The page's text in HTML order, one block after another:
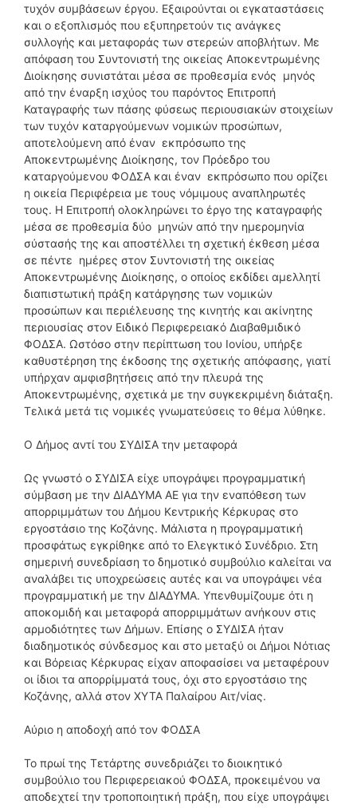
τυχόν συμβάσεων έργου. Εξαιρούνται οι εγκαταστάσεις
και ο εξοπλισμός που εξυπηρετούν τις ανάγκες
συλλογής και μεταφοράς των στερεών αποβλήτων. Με
απόφαση του Συντονιστή της οικείας Αποκεντρωμένης
Διοίκησης συνιστάται μέσα σε προθεσμία ενός μηνός
από την έναρξη ισχύος του παρόντος Επιτροπή
Καταγραφής των πάσης φύσεως περιουσιακών στοιχείων
των τυχόν καταργούμενων νομικών προσώπων,
αποτελούμενη από έναν εκπρόσωπο της
Αποκεντρωμένης Διοίκησης, τον Πρόεδρο του
καταργούμενου ΦΟΔΣΑ και έναν εκπρόσωπο που ορίζει
η οικεία Περιφέρεια με τους νόμιμους αναπληρωτές
τους. Η Επιτροπή ολοκληρώνει το έργο της καταγραφής
μέσα σε προθεσμία δύο μηνών από την ημερομηνία
σύστασής της και αποστέλλει τη σχετική έκθεση μέσα
σε πέντε ημέρες στον Συντονιστή της οικείας
Αποκεντρωμένης Διοίκησης, ο οποίος εκδίδει αμελλητί
διαπιστωτική πράξη κατάργησης των νομικών
προσώπων και περιέλευσης της κινητής και ακίνητης
περιουσίας στον Ειδικό Περιφερειακό Διαβαθμιδικό
ΦΟΔΣΑ. Ωστόσο στην περίπτωση του Ιονίου, υπήρξε
καθυστέρηση της έκδοσης της σχετικής απόφασης, γιατί
υπήρχαν αμφισβητήσεις από την πλευρά της
Αποκεντρωμένης, σχετικά με την συγκεκριμένη διάταξη.
Τελικά μετά τις νομικές γνωματεύσεις το θέμα λύθηκε.
Ο Δήμος αντί του ΣΥΔΙΣΑ την μεταφορά
Ως γνωστό ο ΣΥΔΙΣΑ είχε υπογράψει προγραμματική
σύμβαση με την ΔΙΑΔΥΜΑ ΑΕ για την εναπόθεση των
απορριμμάτων του Δήμου Κεντρικής Κέρκυρας στο
εργοστάσιο της Κοζάνης. Μάλιστα η προγραμματική
προσφάτως εγκρίθηκε από το Ελεγκτικό Συνέδριο. Στη
σημερινή συνεδρίαση το δημοτικό συμβούλιο καλείται να
αναλάβει τις υποχρεώσεις αυτές και να υπογράψει νέα
προγραμματική με την ΔΙΑΔΥΜΑ. Υπενθυμίζουμε ότι η
αποκομιδή και μεταφορά απορριμμάτων ανήκουν στις
αρμοδιότητες των Δήμων. Επίσης ο ΣΥΔΙΣΑ ήταν
διαδημοτικός σύνδεσμος και στο μεταξύ οι Δήμοι Νότιας
και Βόρειας Κέρκυρας είχαν αποφασίσει να μεταφέρουν
οι ίδιοι τα απορρίμματά τους, όχι στο εργοστάσιο της
Κοζάνης, αλλά στον ΧΥΤΑ Παλαίρου Αιτ/νίας.
Αύριο η αποδοχή από τον ΦΟΔΣΑ
Το πρωί της Τετάρτης συνεδριάζει το διοικητικό
συμβούλιο του Περιφερειακού ΦΟΔΣΑ, προκειμένου να
αποδεχτεί την τροποποιητική πράξη, που είχε υπογράψει